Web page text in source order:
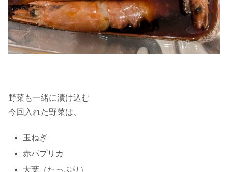
野菜も一緒に漬け込む
今回入れた野菜は、
玉ねぎ
赤パプリカ
大葉（たっぷり）